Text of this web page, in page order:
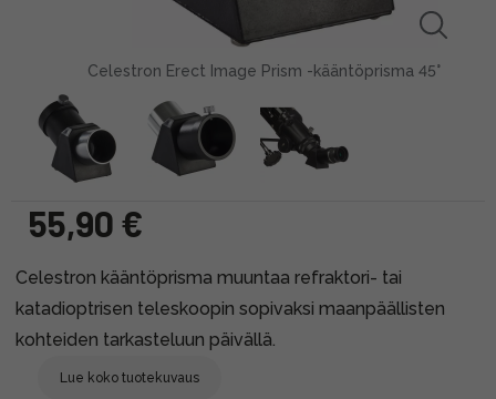
Celestron Erect Image Prism -kääntöprisma 45°
55,90 €
Celestron kääntöprisma muuntaa refraktori- tai
katadioptrisen teleskoopin sopivaksi maanpäällisten
kohteiden tarkasteluun päivällä.
Lue koko tuotekuvaus